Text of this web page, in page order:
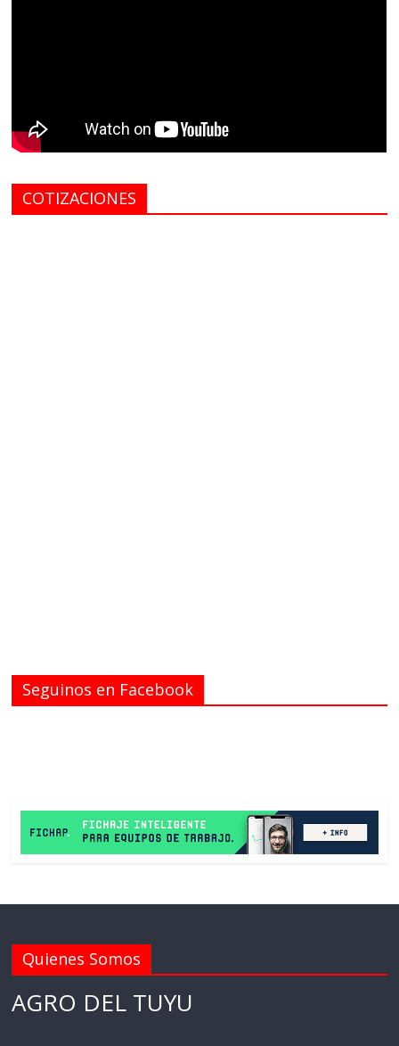
COTIZACIONES
Seguinos en Facebook
Quienes Somos
AGRO DEL TUYU